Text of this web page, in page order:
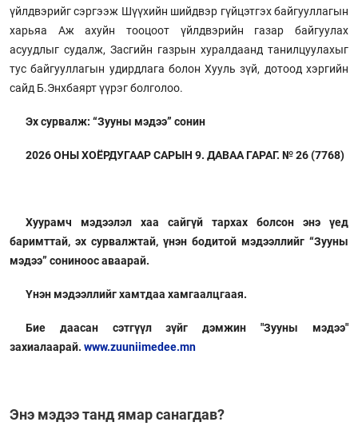
үйлдвэрийг сэргээж Шүүхийн шийдвэр гүйцэтгэх байгууллагын
харьяа Аж ахуйн тооцоот үйлдвэрийн газар байгуулах
асуудлыг судалж, Засгийн газрын хуралдаанд танилцуулахыг
тус байгууллагын удирдлага болон Хууль зүй, дотоод хэргийн
сайд Б.Энхбаярт үүрэг болголоо.
Эх сурвалж: “Зууны мэдээ” сонин
2026 ОНЫ ХОЁРДУГААР САРЫН 9. ДАВАА ГАРАГ. № 26 (7768)
Хуурамч мэдээлэл хаа сайгүй тархах болсон энэ үед
баримттай, эх сурвалжтай, үнэн бодитой мэдээллийг “Зууны
мэдээ” сониноос аваарай.
Үнэн мэдээллийг хамтдаа хамгаалцгаая.
Бие даасан сэтгүүл зүйг дэмжин "Зууны мэдээ"
захиалаарай. www.zuuniimedee.mn
Энэ мэдээ танд ямар санагдав?